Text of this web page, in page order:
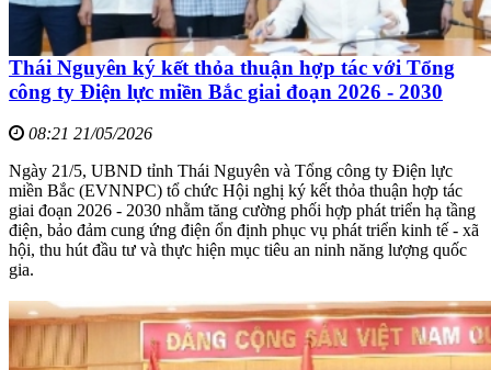
Thái Nguyên ký kết thỏa thuận hợp tác với Tổng
công ty Điện lực miền Bắc giai đoạn 2026 - 2030
08:21 21/05/2026
Ngày 21/5, UBND tỉnh Thái Nguyên và Tổng công ty Điện lực
miền Bắc (EVNNPC) tổ chức Hội nghị ký kết thỏa thuận hợp tác
giai đoạn 2026 - 2030 nhằm tăng cường phối hợp phát triển hạ tầng
điện, bảo đảm cung ứng điện ổn định phục vụ phát triển kinh tế - xã
hội, thu hút đầu tư và thực hiện mục tiêu an ninh năng lượng quốc
gia.